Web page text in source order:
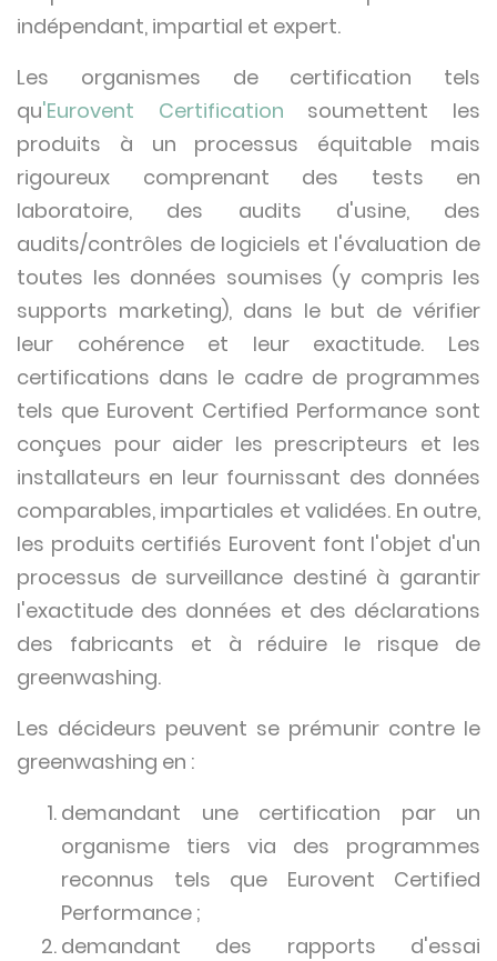
indépendant, impartial et expert.
Les organismes de certification tels
qu'Eurovent Certification soumettent les
produits à un processus équitable mais
rigoureux comprenant des tests en
laboratoire, des audits d'usine, des
audits/contrôles de logiciels et l'évaluation de
toutes les données soumises (y compris les
supports marketing), dans le but de vérifier
leur cohérence et leur exactitude. Les
certifications dans le cadre de programmes
tels que Eurovent Certified Performance sont
conçues pour aider les prescripteurs et les
installateurs en leur fournissant des données
comparables, impartiales et validées. En outre,
les produits certifiés Eurovent font l'objet d'un
processus de surveillance destiné à garantir
l'exactitude des données et des déclarations
des fabricants et à réduire le risque de
greenwashing.
Les décideurs peuvent se prémunir contre le
greenwashing en :
demandant une certification par un
organisme tiers via des programmes
reconnus tels que Eurovent Certified
Performance ;
demandant des rapports d'essai